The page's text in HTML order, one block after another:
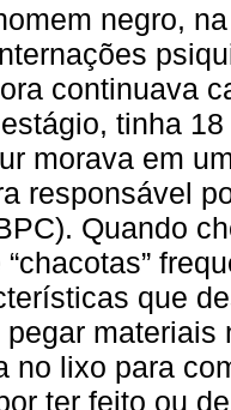
negro,
continuava
tinha
morava em
responsável
Quando
que
no lixo para
ter feito ou